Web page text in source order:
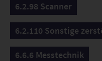
6.2.98 Scanner
6.2.110 Sonstige
6.6.6 Messtechnik